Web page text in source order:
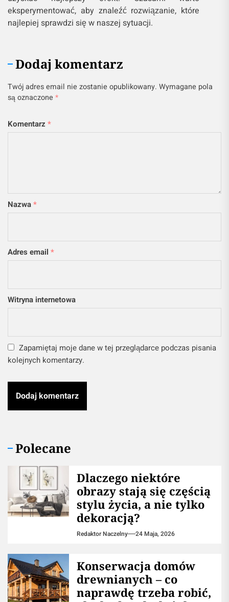
eksperymentować, aby znaleźć rozwiązanie, które
najlepiej sprawdzi się w naszej sytuacji.
Dodaj komentarz
Twój adres email nie zostanie opublikowany. Wymagane pola
są oznaczone *
Komentarz *
Nazwa*
Adres email *
Witryna internetowa
Zapamiętaj moje dane w tej przeglądarce podczas pisania
kolejnych komentarzy.
Polecane
Dlaczego niektóre
obrazy stają się częścią
stylu życia, a nie tylko
dekoracją?
Redaktor Naczelny 24 Maja, 2026
Konserwacja domów
drewnianych – co
naprawdę trzeba robić,